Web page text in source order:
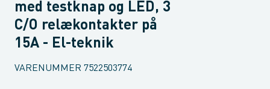
med testknap og LED, 3
C/O relækontakter på
15A - El-teknik
VARENUMMER 7522503774